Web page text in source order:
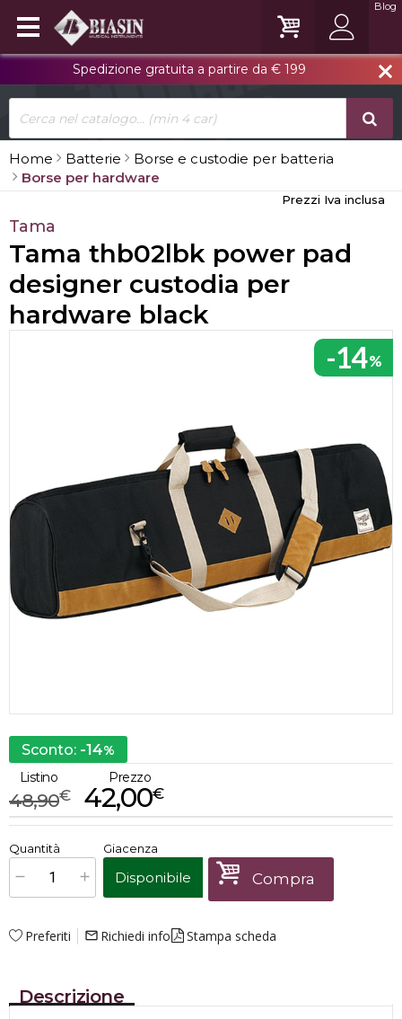
close
Spedizione gratuita a partire da € 199
Blog
Home Batterie
Borse e custodie per batteria
Borse per hardware
Prezzi Iva inclusa
Tama
Tama thb02lbk power pad
designer custodia per
hardware black
-14%
Sconto: -14%
Listino
€
48,90
Prezzo
€
42,00
x1 Prezzo finale:€42,00
Quantità Giacenza
Disponibile Compra
Preferiti mail_outline Richiedi info Stampa scheda
Descrizione